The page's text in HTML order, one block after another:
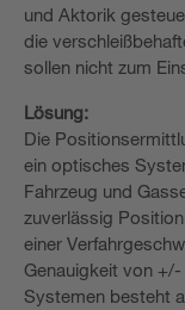
und Aktorik
die
sollen nicht zum
Lösung:
Die
ein optisches
Fahrzeug und
zuverlässig
einer
Genauigkeit von
Systemen besteht